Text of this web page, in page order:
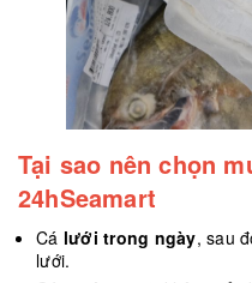
Tại sao nên chọn
24hSeamart
Cá lưới trong ngày, sau
lưới.